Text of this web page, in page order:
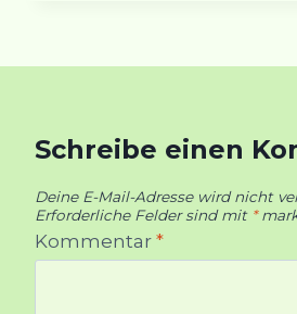
Schreibe einen
Deine E-Mail-Adresse wird nicht
Erforderliche Felder sind mit *
Kommentar *